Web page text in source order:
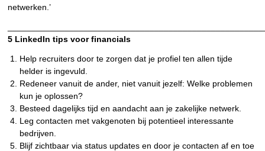
netwerken.’
5 LinkedIn tips voor financials
Help recruiters door te zorgen dat je profiel ten allen tijde
helder is ingevuld.
Redeneer vanuit de ander, niet vanuit jezelf: Welke problemen
kun je oplossen?
Besteed dagelijks tijd en aandacht aan je zakelijke netwerk.
Leg contacten met vakgenoten bij potentieel interessante
bedrijven.
Blijf zichtbaar via status updates en door je contacten af en toe